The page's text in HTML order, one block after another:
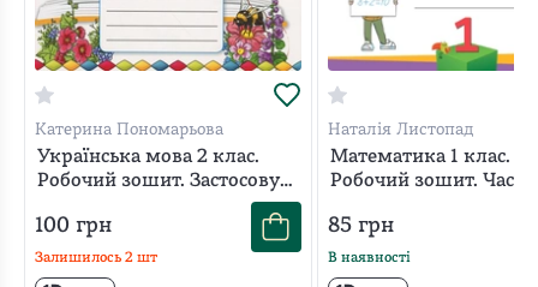
Катерина Пономарьова
Українська мова 2 клас.
Робочий зошит. Застосовую
100 грн
Залишилось 2 шт
Наталія Листопад
Математика 1 клас.
Робочий зошит.
85грн
В наявності